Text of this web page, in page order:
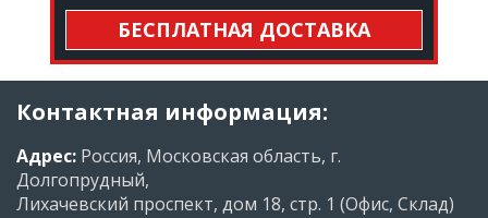
БЕСПЛАТНАЯ ДОСТАВКА
Контактная информация:
Адрес: Россия, Московская область, г.
Долгопрудный,
Лихачевский проспект, дом 18, стр. 1 (Офис, Склад)